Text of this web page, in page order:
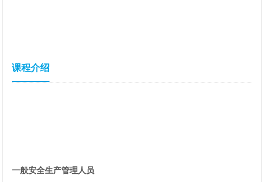
课程介绍
一般安全生产管理人员